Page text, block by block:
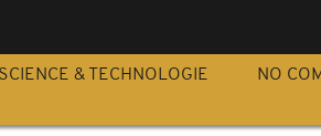
SCIENCE & TECHNOLOGIE NO